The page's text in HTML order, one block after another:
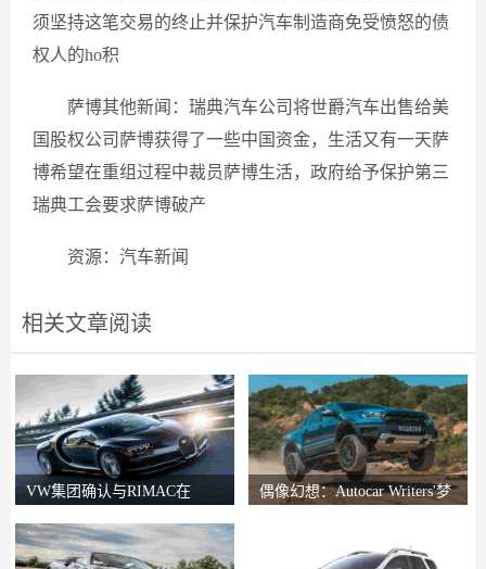
须坚持这笔交易的终止并保护汽车制造商免受愤怒的债
权人的ho积
萨博其他新闻：瑞典汽车公司将世爵汽车出售给美
国股权公司萨博获得了一些中国资金，生活又有一天萨
博希望在重组过程中裁员萨博生活，政府给予保护第三
瑞典工会要求萨博破产
资源：汽车新闻
相关文章阅读
VW集团确认与RIMAC在
偶像幻想：Autocar Writers'梦